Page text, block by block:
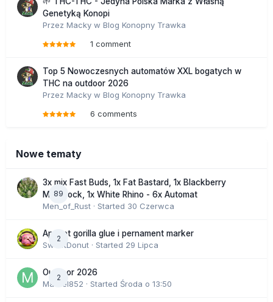
Genetyką Konopi
Przez Macky w Blog Konopny Trawka
1 comment
Top 5 Nowoczesnych automatów XXL bogatych w
THC na outdoor 2026
Przez Macky w Blog Konopny Trawka
6 comments
Nowe tematy
89
3x mix Fast Buds, 1x Fat Bastard, 1x Blackberry
Moonrock, 1x White Rhino - 6x Automat
Men_of_Rust · Started 30 Czerwca
2
Apricot gorilla glue i pernament marker
SweetDonut · Started 29 Lipca
2
Outdoor 2026
Marcel852 · Started Środa o 13:50